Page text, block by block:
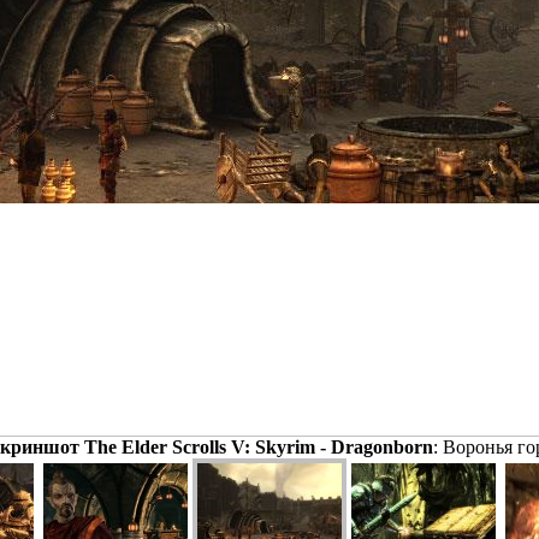
The Elder Scrolls V: Skyrim - Dragonborn: Воронья